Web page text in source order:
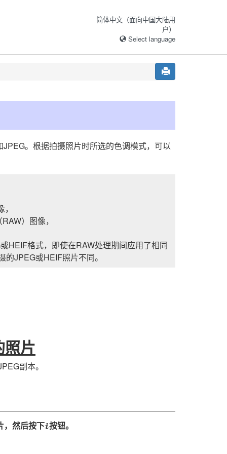
简体中文（面向中国大陆用
户）
Select language
。根据拍摄照片时所选的色调模式，可以
）图像，
HEIF格式，即使在RAW处理期间应用了相同
JPEG或HEIF照片不同。
片
副本。
，然后按下i按钮。